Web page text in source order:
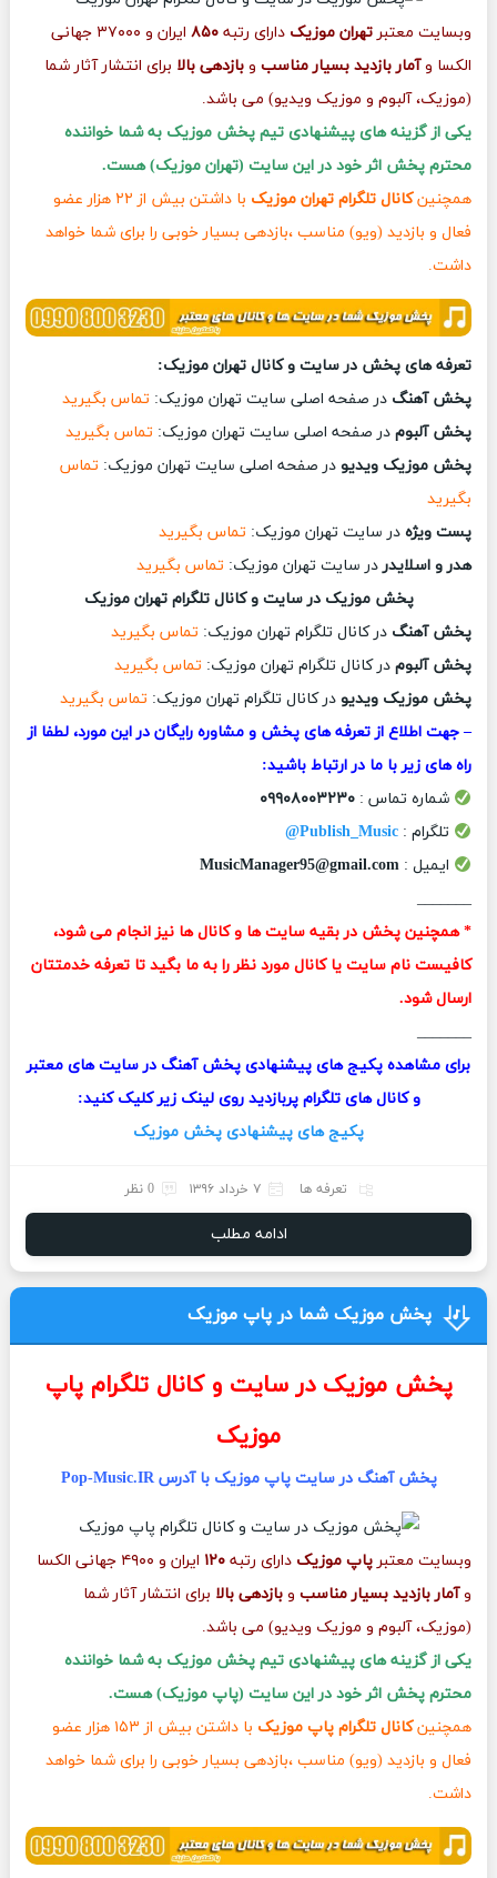
وبسایت معتبر تهران موزیک دارای رتبه ۸۵۰
ایران و ۳۷۰۰۰ جهانی
الکسا وآمار بازدید بسیار مناسبو بازدهی بالا برای انتشار آثار شما
(موزیک، آلبوم و موزیک ویدیو) می باشد.
یکی از گزینه های پیشنهادی تیم پخش موزیک به شما خواننده
محترم پخش اثر خود در این سایت (تهران موزیک) هست.
همچنینکانال تلگرام تهران موزیک
با داشتن بیش از ۲۲ هزار عضو
فعال و بازدید (ویو) مناسب ،بازدهی بسیار خوبی را برای شما خواهد
داشت.
تعرفه های پخش در سایت و کانال تهران موزیک:
پخش آهنگ در صفحه اصلی سایت تهران موزیک: تماس بگیرید
پخش آلبومدر صفحه اصلی سایت تهران موزیک: تماس بگیرید
پخش موزیک ویدیودر صفحه اصلی سایت تهران موزیک: تماس
بگیرید
پست ویژهدر سایت تهران موزیک: تماس بگیرید
هدر و اسلایدردر سایت تهران موزیک: تماس بگیرید
پخش موزیک در سایت و کانال تلگرام تهران موزیک
پخش آهنگ در کانال تلگرام تهران موزیک: تماس بگیرید
پخش آلبومدر کانال تلگرام تهران موزیک: تماس بگیرید
پخش موزیک ویدیودر کانال تلگرام تهران موزیک: تماس بگیرید
– جهت اطلاع از تعرفه های پخش و مشاوره رایگان در این مورد، لطفا از
راه های زیر با ما در ارتباط باشید:
شماره تماس : ۰۹۹۰۸۰۰۳۲۳۰
تلگرام : Publish_Music@
ایمیل : MusicManager95@gmail.com
_______
* همچنین پخش در بقیه سایت ها و کانال ها نیز انجام می شود،
کافیست نام سایت یا کانال مورد نظر را به ما بگید تا تعرفه خدمتتان
ارسال شود.
_______
برای مشاهده پکیج های پیشنهادی پخش آهنگ در سایت های معتبر
و کانال های تلگرام پربازدید روی لینک زیر کلیک کنید:
پکیج های پیشنهادی پخش موزیک
تعرفه ها ۷ خرداد ۱۳۹۶ 0 نظر
ادامه مطلب
پخش موزیک شما در پاپ موزیک
پخش موزیک در سایت و کانال تلگرام پاپ
موزیک
پخش آهنگ در سایت پاپ موزیک با آدرس Pop-Music.IR
وبسایت معتبر پاپ موزیک دارای رتبه ۱۲۰
ایران و ۴۹۰۰ جهانی الکسا
وآمار بازدید بسیار مناسبو بازدهی بالا برای انتشار آثار شما
(موزیک، آلبوم و موزیک ویدیو) می باشد.
یکی از گزینه های پیشنهادی تیم پخش موزیک به شما خواننده
محترم پخش اثر خود در این سایت (پاپ موزیک) هست.
همچنینکانال تلگرام پاپ موزیک
با داشتن بیش از ۱۵۳ هزار عضو
فعال و بازدید (ویو) مناسب ،بازدهی بسیار خوبی را برای شما خواهد
داشت.